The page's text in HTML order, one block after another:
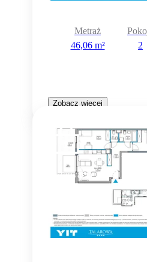
Metraż
46,06 m²
2
Zobacz więcej
Rezerwacja